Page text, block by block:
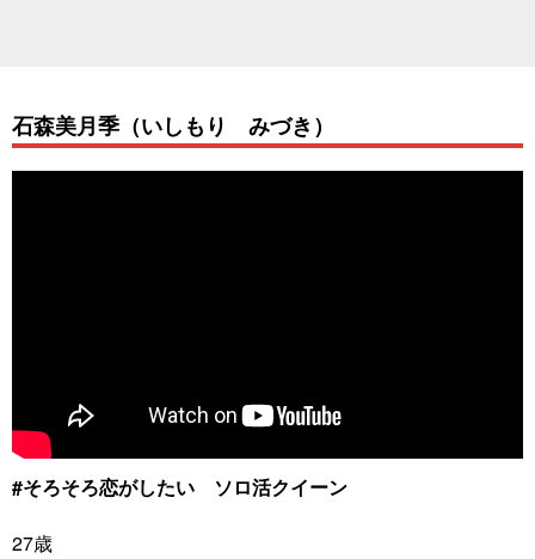
石森美月季（いしもり みづき）
#そろそろ恋がしたい ソロ活クイーン
27歳